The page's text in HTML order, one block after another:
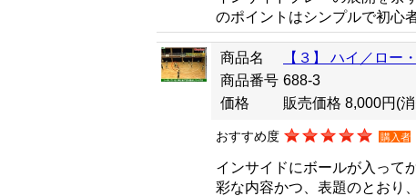
のポイントはシンプルで初心
商品名
【３】 ハイ／ロー
商品番号 688-3
価格
販売価格 8,000円 (
おすすめ度 購入者
インサイドにボールが入って
彩な内容かつ、表題のとおり